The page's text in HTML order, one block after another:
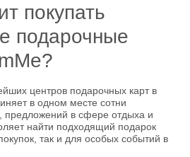
покупать
подарочные
центров подарочных карт в
в одном месте сотни
предложений в сфере отдыха и
найти подходящий подарок
так и для особых событий в